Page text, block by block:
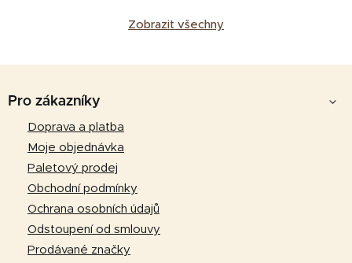
Zobrazit všechny
Pro zákazníky
Doprava a platba
Moje objednávka
Paletový prodej
Obchodní podmínky
Ochrana osobních údajů
Odstoupení od smlouvy
Prodávané značky